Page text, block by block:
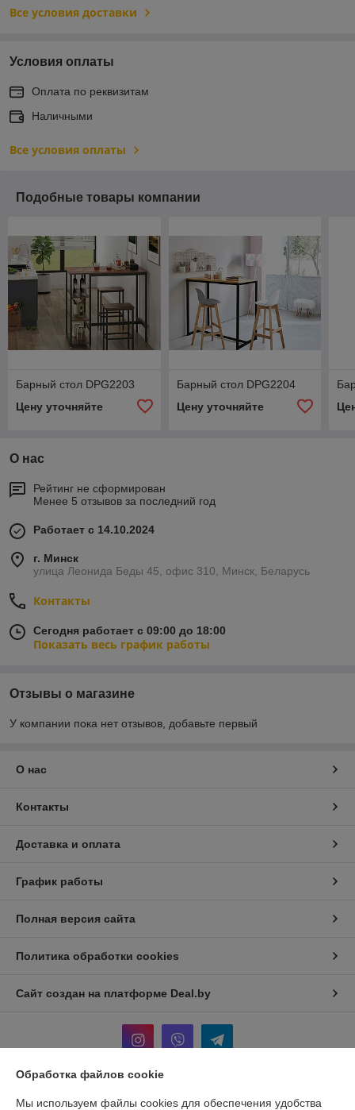
Все условия доставки
Условия оплаты
Оплата по реквизитам
Наличными
Все условия оплаты
Подобные товары компании
Барный стол DPG2203
Цену уточняйте
Барный стол DPG2204
Цену уточняйте
О нас
Рейтинг не сформирован
Менее 5 отзывов за последний год
Работает с 14.10.2024
г. Минск
улица Леонида Беды 45, офис 310, Минск, Беларусь
Контакты
Сегодня работает с 09:00 до 18:00
Показать весь график работы
Отзывы о магазине
У компании пока нет отзывов, добавьте первый
О нас
Контакты
Доставка и оплата
График работы
Полная версия сайта
Политика обработки cookies
Сайт создан на платформе Deal.by
Информация для покупателя
Обработка файлов cookie
Мы используем файлы cookies для обеспечения удобства